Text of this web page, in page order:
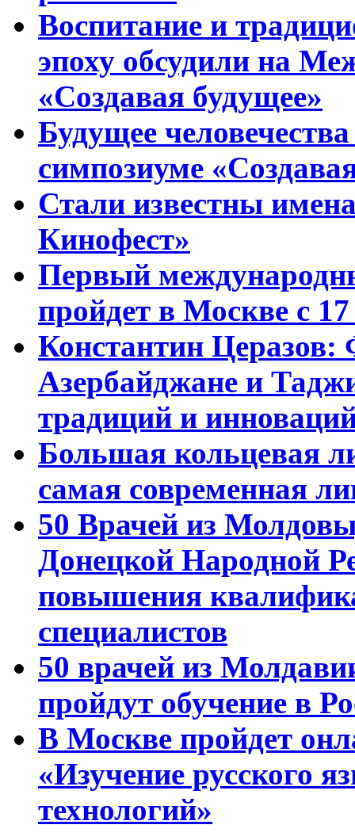
Воспитание и
эпоху обсудили на
«Создавая будущее»
Будущее
симпозиуме
Стали известны
Кинофест»
Первый
пройдет в Москве с
Константин Церазов:
Азербайджане и
традиций и
Большая кольцевая
самая современная
50 Врачей из
Донецкой Народной
повышения
специалистов
50 врачей из
пройдут обучение в
В Москве пройдет
«Изучение русского
технологий»